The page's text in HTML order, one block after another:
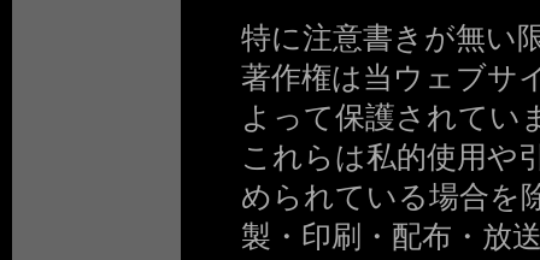
特に注意書きが無い
著作権は当ウェブサ
よって保護されてい
これらは私的使用や
められている場合を
製・印刷・配布・放